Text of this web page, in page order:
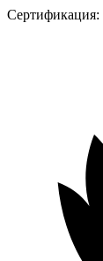
Сертификация: